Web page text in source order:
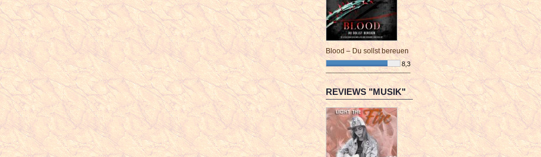
Blood – Du sollst bereuen
8,3
¯¯¯¯¯¯¯¯¯¯¯¯¯¯¯¯¯¯¯¯¯¯¯¯
REVIEWS "MUSIK"